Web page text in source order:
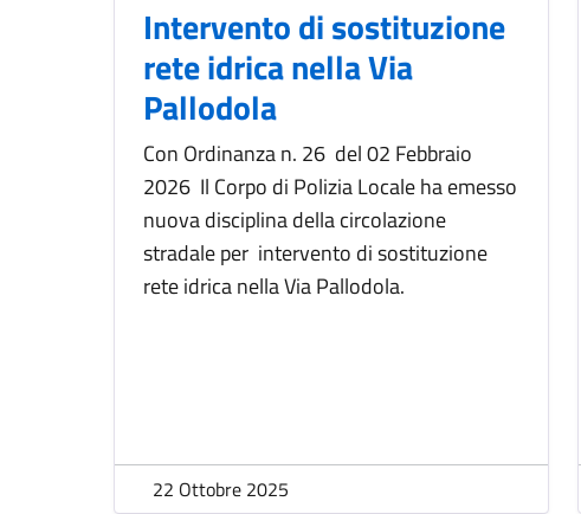
Intervento di sostituzione
rete idrica nella Via
Pallodola
Con Ordinanza n. 26 del 02 Febbraio
2026 Il Corpo di Polizia Locale ha emesso
nuova disciplina della circolazione
stradale per intervento di sostituzione
rete idrica nella Via Pallodola.
22 Ottobre 2025